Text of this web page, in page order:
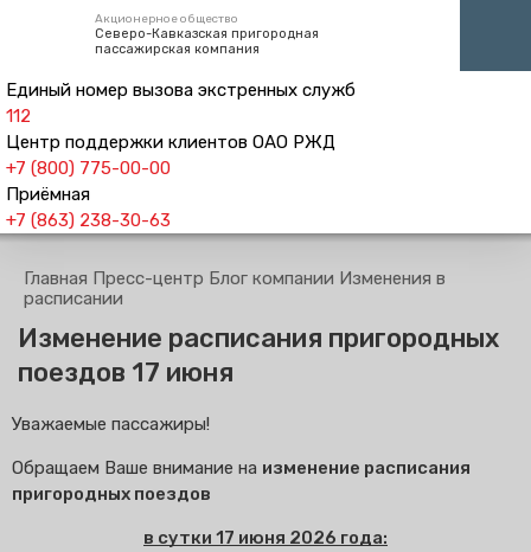
Акционерное общество
Северо-Кавказская пригородная
пассажирская компания
Единый номер вызова экстренных служб
112
Центр поддержки клиентов ОАО РЖД
+7 (800) 775-00-00
Приёмная
+7 (863) 238-30-63
Главная Пресс-центр Блог компании Изменения в
расписании
Изменение расписания пригородных
поездов 17 июня
Уважаемые пассажиры!
Обращаем Ваше внимание на изменение расписания
пригородных поездов
в сутки 17 июня 2026 года: